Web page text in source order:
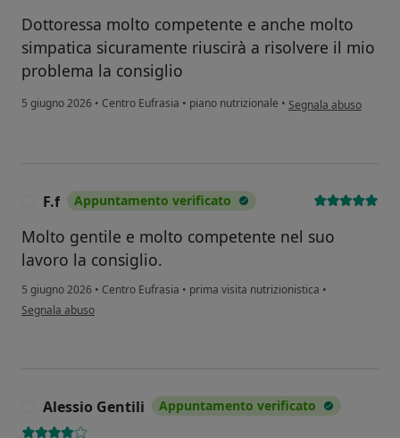
Dottoressa molto competente e anche molto
simpatica sicuramente riuscirà a risolvere il mio
problema la consiglio
5 giugno 2026 • Centro Eufrasia • piano nutrizionale • secondo l'opinione
Segnala abuso
F.f Appuntamento verificato
Molto gentile e molto competente nel suo
lavoro la consiglio.
5 giugno 2026 • Centro Eufrasia • prima visita nutrizionistica •
secondo l'opinione dell'utente F.f
Segnala abuso
Alessio Gentili Appuntamento verificato